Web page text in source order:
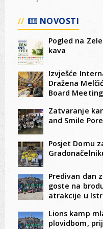
NOVOSTI
Pogled na
kava
Izvješće
Dražena
Board
Zatvaranje
and Smile
Posjet Domu
Predivan dan
goste na
atrakcije u
Lions kamp
plovidbom,